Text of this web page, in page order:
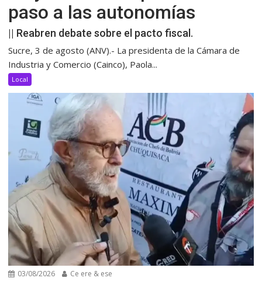
paso a las autonomías
|| Reabren debate sobre el pacto fiscal.
Sucre, 3 de agosto (ANV).- La presidenta de la Cámara de
Industria y Comercio (Cainco), Paola...
Local
03/08/2026 Ce ere & ese